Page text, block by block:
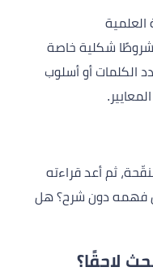
العلمية
شكلية خاصة
الكلمات أو أسلوب
ثم أعد قراءته
فهمه دون شرح؟ هل
لاحقًا؟